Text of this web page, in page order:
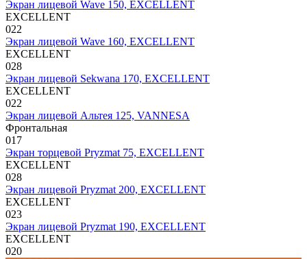
Экран лицевой Wave 150, EXCELLENT
EXCELLENT
022
Экран лицевой Wave 160, EXCELLENT
EXCELLENT
028
Экран лицевой Sekwana 170, EXCELLENT
EXCELLENT
022
Экран лицевой Альтея 125, VANNESA
Фронтальная
017
Экран торцевой Pryzmat 75, EXCELLENT
EXCELLENT
028
Экран лицевой Pryzmat 200, EXCELLENT
EXCELLENT
023
Экран лицевой Pryzmat 190, EXCELLENT
EXCELLENT
020